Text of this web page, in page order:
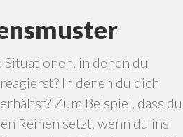
in denen du
In denen du dich
Zum Beispiel, dass du
Reihen setzt, wenn du ins